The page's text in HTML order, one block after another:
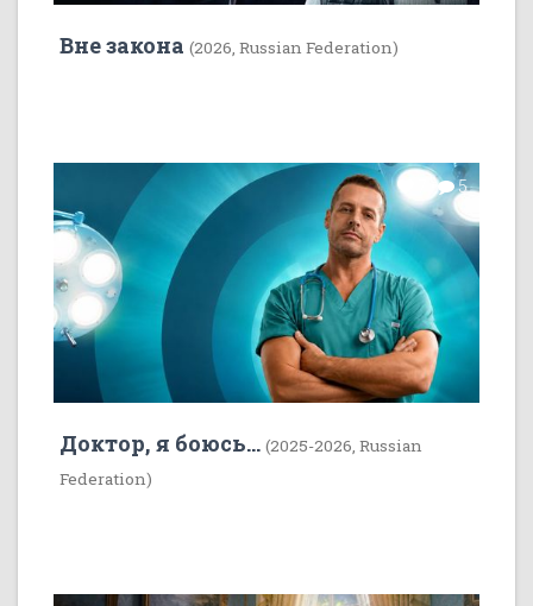
Вне закона (2026, Russian Federation)
7 5
Доктор, я боюсь... (2025-2026, Russian
Federation)